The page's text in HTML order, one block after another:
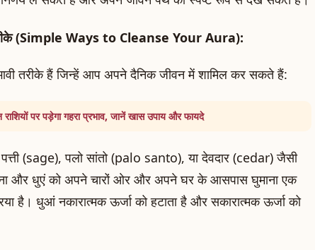
(Simple Ways to Cleanse Your Aura):
तरीके हैं जिन्हें आप अपने दैनिक जीवन में शामिल कर सकते हैं:
पर पड़ेगा गहरा प्रभाव, जानें खास उपाय और फायदे
(sage), पलो सांतो (palo santo), या देवदार (cedar) जैसी
और धुएं को अपने चारों ओर और अपने घर के आसपास घुमाना एक
है। धुआं नकारात्मक ऊर्जा को हटाता है और सकारात्मक ऊर्जा को